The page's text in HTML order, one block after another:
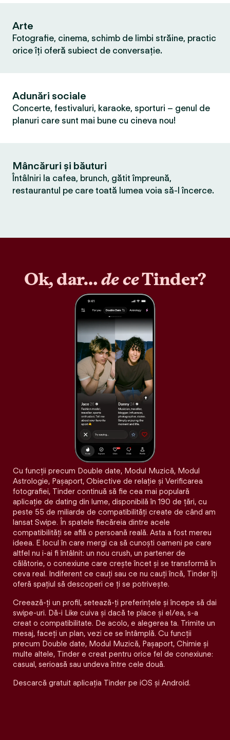
Arte
Fotografie, cinema, schimb de limbi străine, practic
orice îți oferă subiect de conversație.
Adunări sociale
Concerte, festivaluri, karaoke, sporturi – genul de
planuri care sunt mai bune cu cineva nou!
Mâncăruri și băuturi
Întâlniri la cafea, brunch, gătit împreună,
restaurantul pe care toată lumea voia să-l încerce.
Ok, dar…de ceTinder?
Cu funcții precum Double date, Modul Muzică, Modul
Astrologie, Pașaport, Obiective de relație și Verificarea
fotografiei, Tinder continuă să fie cea mai populară
aplicație de dating din lume, disponibilă în 190 de țări, cu
peste 55 de miliarde de compatibilități create de când am
lansat Swipe. În spatele fiecăreia dintre acele
compatibilităţi se află o persoană reală. Asta a fost mereu
ideea. E locul în care mergi ca să cunoști oameni pe care
altfel nu i-ai fi întâlnit: un nou crush, un partener de
călătorie, o conexiune care crește încet și se transformă în
ceva real. Indiferent ce cauți sau ce nu cauți încă, Tinder îți
oferă spațiul să descoperi ce ți se potrivește.
Creează-ți un profil, setează-ți preferințele și începe să dai
swipe-uri. Dă-i Like cuiva și dacă te place și el/ea, s-a
creat o compatibilitate. De acolo, e alegerea ta. Trimite un
mesaj, faceți un plan, vezi ce se întâmplă. Cu funcții
precum Double date, Modul Muzică, Pașaport, Chimie și
multe altele, Tinder e creat pentru orice fel de conexiune:
casual, serioasă sau undeva între cele două.
Descarcă gratuit aplicația Tinder pe iOS și Android.